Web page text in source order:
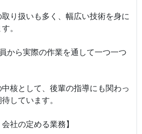
り扱いも多く、幅広い技術を身に
。
から実際の作業を通して一つ一つ
核として、後輩の指導にも関わっ
しています。
社の定める業務】